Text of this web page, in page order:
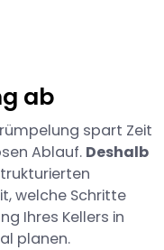
ab
spart Zeit
Ablauf. Deshalb
welche Schritte
Ihres Kellers in
planen.